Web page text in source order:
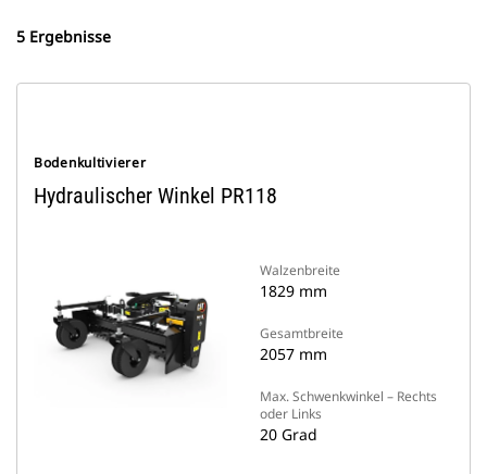
5 Ergebnisse
Bodenkultivierer
Hydraulischer Winkel PR118
Walzenbreite
1829 mm
Gesamtbreite
2057 mm
Max. Schwenkwinkel – Rechts
oder Links
20 Grad